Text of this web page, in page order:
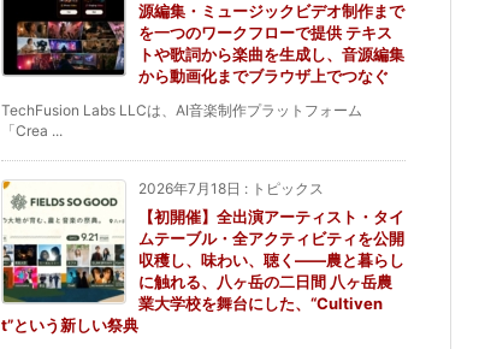
源編集・ミュージックビデオ制作まで
を一つのワークフローで提供 テキス
トや歌詞から楽曲を生成し、音源編集
から動画化までブラウザ上でつなぐ
TechFusion Labs LLCは、AI音楽制作プラットフォーム
「Crea ...
2026年7月18日 : トピックス
【初開催】全出演アーティスト・タイ
ムテーブル・全アクティビティを公開
収穫し、味わい、聴く——農と暮らし
に触れる、八ヶ岳の二日間 八ヶ岳農
業大学校を舞台にした、“Cultiven
t”という新しい祭典